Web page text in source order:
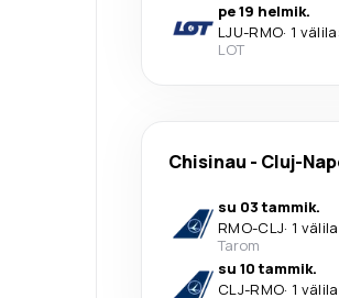
pe 19 helmik.
LJU-RMO· 1
LOT
Chisinau - Cluj-
su 03 tammik.
RMO-CLJ· 1
Tarom
su 10 tammik.
CLJ-RMO· 1